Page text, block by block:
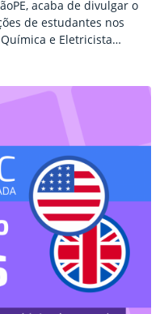
acaba de divulgar o
de estudantes nos
e Eletricista
na modalidade Formação
os interessados